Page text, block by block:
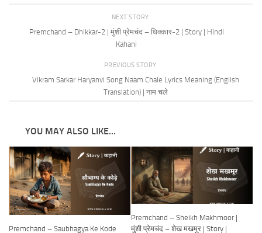
NEXT STORY
Premchand – Dhikkar-2 | मुंशी प्रेमचंद – धिक्कार-2 | Story | Hindi
Kahani
PREVIOUS STORY
Vikram Sarkar Haryanvi Song Naam Chale Lyrics Meaning (English
Translation) | नाम चले
YOU MAY ALSO LIKE...
Premchand – Saubhagya Ke Kode
Premchand – Sheikh Makhmoor |
मुंशी प्रेमचंद – शेख मखमूर | Story |